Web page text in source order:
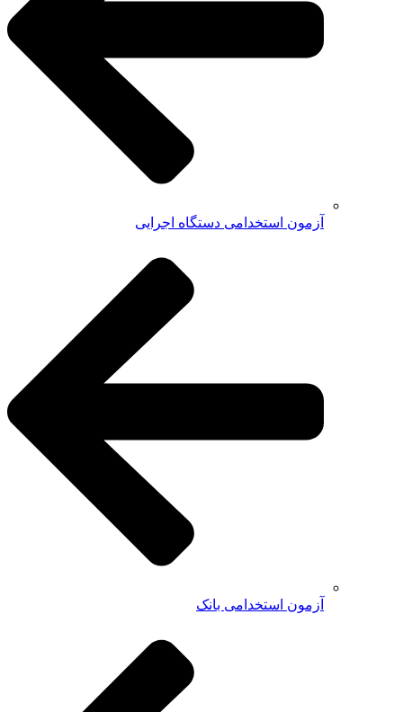
آزمون استخدامی دستگاه اجرایی
آزمون استخدامی بانک